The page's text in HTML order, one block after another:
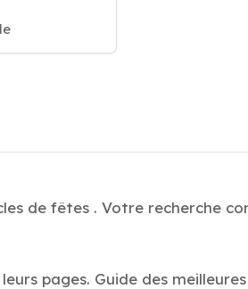
de fêtes . Votre recherche
pages. Guide des